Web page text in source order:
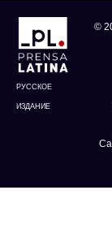
РУССКОЕ
ИЗДАНИЕ
©